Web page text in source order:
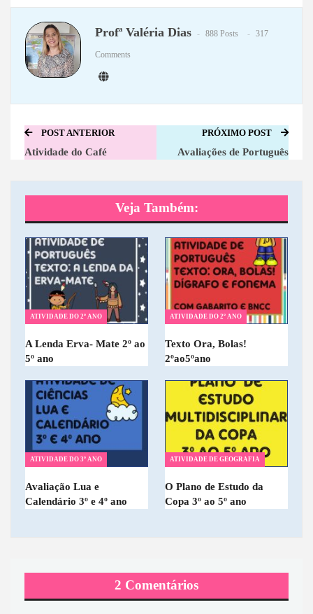
Profª Valéria Dias 888 Posts 317
Comments
POST ANTERIOR
Atividade do Café
PRÓXIMO POST
Avaliações de Português
Veja Também:
ATIVIDADE DO 2º ANO
A Lenda Erva- Mate 2º ao
5º ano
ATIVIDADE DO 2º ANO
Texto Ora, Bolas!
2ºao5ºano
ATIVIDADE DO 3º ANO
Avaliação Lua e
Calendário 3º e 4º ano
ATIVIDADE DE GEOGRAFIA
O Plano de Estudo da
Copa 3º ao 5º ano
2 Comentários